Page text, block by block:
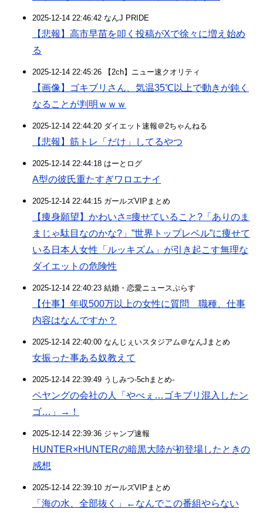
2025-12-14 22:46:42 なんJ PRIDE
【悲報】高市早苗を叩く投稿がXで徐々に増え始め
る
2025-12-14 22:45:26 【2ch】ニュー速クオリティ
【画像】ゴキブリさん、気温35℃以上で動きが鈍く
なることが判明ｗｗｗ
2025-12-14 22:44:20 ダイエット速報＠2ちゃんねる
【悲報】筋トレ「だけ」してるやつ
2025-12-14 22:44:18 はーとログ
A型の彼氏重たすぎワロエナイ
2025-12-14 22:44:15 ガールズVIPまとめ
【痩身願望】かわいさ=痩せていること?「ありのま
まじゃ駄目なのかな?」”世界トップレベル”に痩せて
いる日本人女性「ルッキズム」が引き起こす無理な
ダイエットの危険性
2025-12-14 22:40:23 結婚・恋愛ニュースぷらす
【仕事】年収500万以上の女性に質問 職種、仕事
内容はなんですか？
2025-12-14 22:40:00 なんじぇいスタジアム＠なんJまとめ
女振った事ある奴教えて
2025-12-14 22:39:49 うしみつ-5chまとめ-
ペヤングの会社の人「やべぇ…ゴキブリ混入したン
ゴ…」→！
2025-12-14 22:39:36 ジャンプ速報
HUNTER×HUNTERの暗黒大陸が初登場したときの
感想
2025-12-14 22:39:10 ガールズVIPまとめ
「海の水、全部抜く」←なんでこの番組やらない